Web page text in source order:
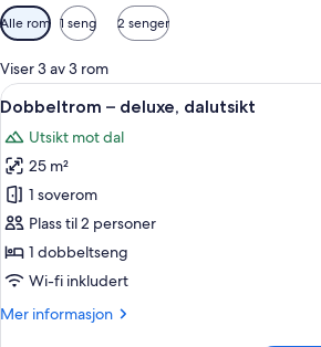
Tilgjengelige
filtre
for
rom
Alle rom 1 seng 2 senger
Viser 3 av 3 rom
Åpne
alle
bildene
av
Dobbeltrom
–
deluxe,
dalutsikt
4
Dobbeltrom – deluxe, dalutsikt
Utsikt mot dal
25 m²
1 soverom
Plass til 2 personer
1 dobbeltseng
Wi-fi inkludert
Mer informasjon
Mer